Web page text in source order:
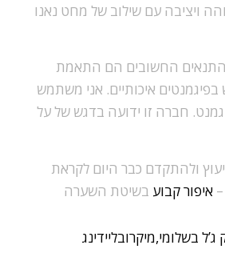
ויציבה עם שילוב של מחט נאנו
החשובים הם התאמת
בפיגמנטים איכותיים. אני משתמש
חברה זו ידועה בדגש של על
ולהתקדם כבר היום לקראת
איפור קבוע בשיטת השערה
בשלומי,מיקרובליידינג